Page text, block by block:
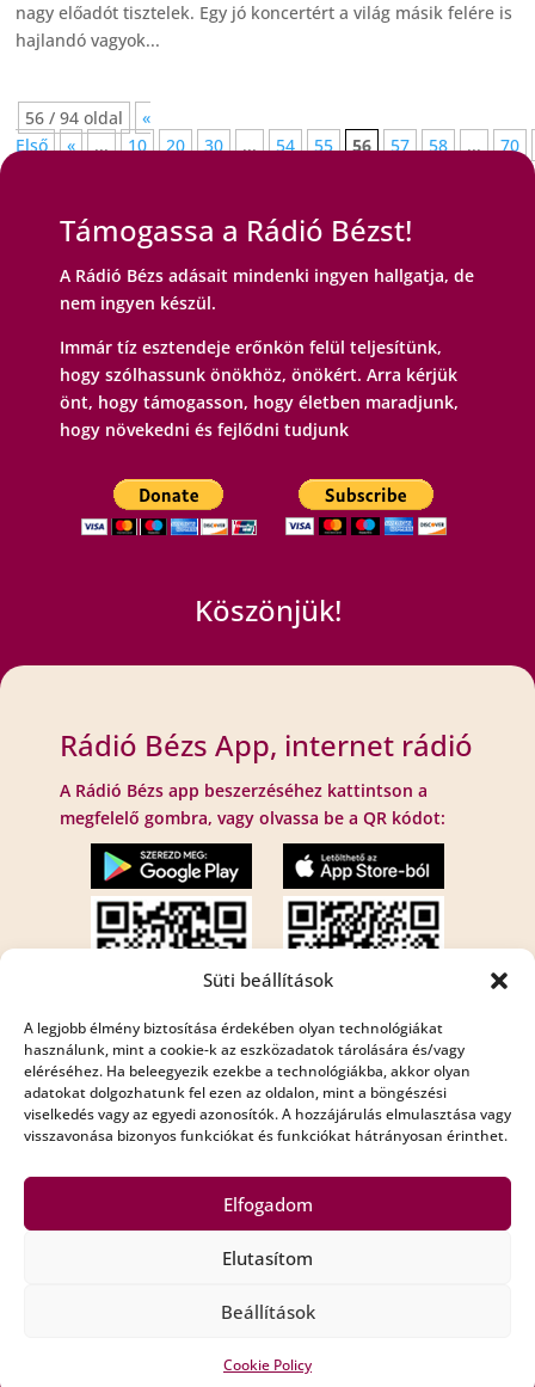
Süti beállítások
A legjobb élmény biztosítása érdekében olyan technológiákat
használunk, mint a cookie-k az eszközadatok tárolására és/vagy
eléréséhez. Ha beleegyezik ezekbe a technológiákba, akkor olyan
adatokat dolgozhatunk fel ezen az oldalon, mint a böngészési
viselkedés vagy az egyedi azonosítók. A hozzájárulás elmulasztása vagy
visszavonása bizonyos funkciókat és funkciókat hátrányosan érinthet.
Elfogadom
Elutasítom
Beállítások
Cookie Policy
nagy előadót tisztelek. Egy jó koncertért a világ másik felére is
hajlandó vagyok...
56 / 94 oldal
«
Első
« ... 10 20 30 ... 54 55 56 57 58 ...
70
Támogassa a Rádió Bézst!
A Rádió Bézs adásait mindenki ingyen hallgatja, de
nem ingyen készül.
Immár tíz esztendeje erőnkön felül teljesítünk,
hogy szólhassunk önökhöz, önökért. Arra kérjük
önt, hogy támogasson, hogy életben maradjunk,
hogy növekedni és fejlődni tudjunk
Köszönjük!
Rádió Bézs App, internet rádió
A Rádió Bézs app beszerzéséhez kattintson a
megfelelő gombra, vagy olvassa be a QR kódot:
Internet rádió:
Rádió Bézs : http://195.210.29.82:8001/bezs
Rádió Bézs 2: http://195.210.29.82:8002/bezs2
Médiaajánló
Adatkezelési szabályzat
Alapszabály